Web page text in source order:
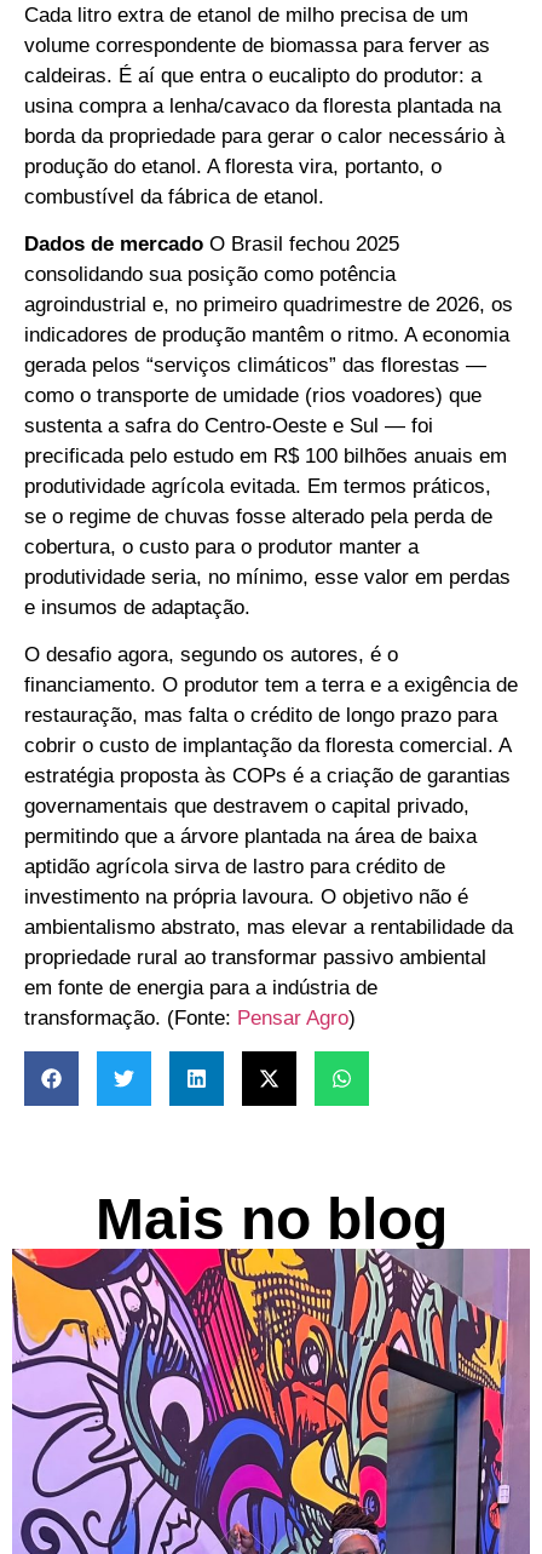
Cada litro extra de etanol de milho precisa de um
volume correspondente de biomassa para ferver as
caldeiras. É aí que entra o eucalipto do produtor: a
usina compra a lenha/cavaco da floresta plantada na
borda da propriedade para gerar o calor necessário à
produção do etanol. A floresta vira, portanto, o
combustível da fábrica de etanol.
Dados de mercado O Brasil fechou 2025
consolidando sua posição como potência
agroindustrial e, no primeiro quadrimestre de 2026, os
indicadores de produção mantêm o ritmo. A economia
gerada pelos “serviços climáticos” das florestas —
como o transporte de umidade (rios voadores) que
sustenta a safra do Centro-Oeste e Sul — foi
precificada pelo estudo em R$ 100 bilhões anuais em
produtividade agrícola evitada. Em termos práticos,
se o regime de chuvas fosse alterado pela perda de
cobertura, o custo para o produtor manter a
produtividade seria, no mínimo, esse valor em perdas
e insumos de adaptação.
O desafio agora, segundo os autores, é o
financiamento. O produtor tem a terra e a exigência de
restauração, mas falta o crédito de longo prazo para
cobrir o custo de implantação da floresta comercial. A
estratégia proposta às COPs é a criação de garantias
governamentais que destravem o capital privado,
permitindo que a árvore plantada na área de baixa
aptidão agrícola sirva de lastro para crédito de
investimento na própria lavoura. O objetivo não é
ambientalismo abstrato, mas elevar a rentabilidade da
propriedade rural ao transformar passivo ambiental
em fonte de energia para a indústria de
transformação. (Fonte: Pensar Agro)
Mais no blog